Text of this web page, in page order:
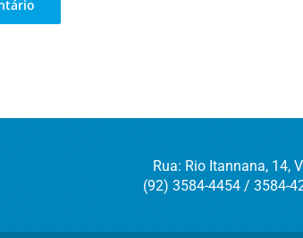
Rua: Rio Itannana, 14,
(92) 3584-4454 / 3584-